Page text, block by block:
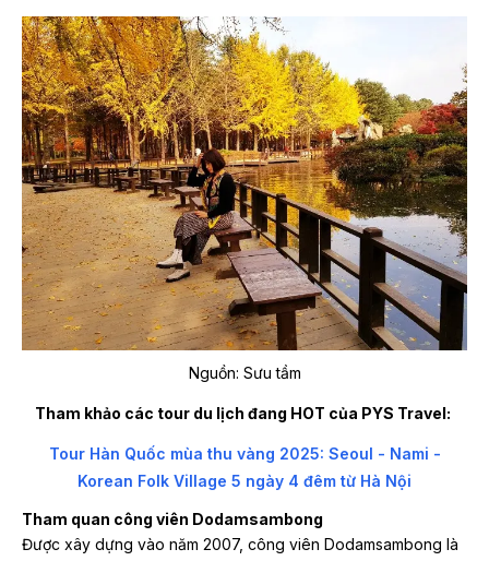
Nguồn: Sưu tầm
Tham khảo các tour du lịch đang HOT của PYS Travel:
Tour Hàn Quốc mùa thu vàng 2025: Seoul - Nami -
Korean Folk Village 5 ngày 4 đêm từ Hà Nội
Tham quan công viên Dodamsambong
Được xây dựng vào năm 2007, công viên Dodamsambong là